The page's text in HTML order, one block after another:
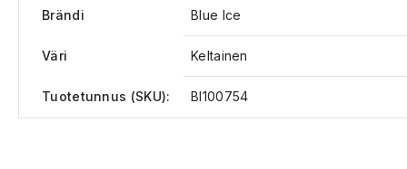
Brändi Blue Ice
Väri Keltainen
Tuotetunnus (SKU): BI100754